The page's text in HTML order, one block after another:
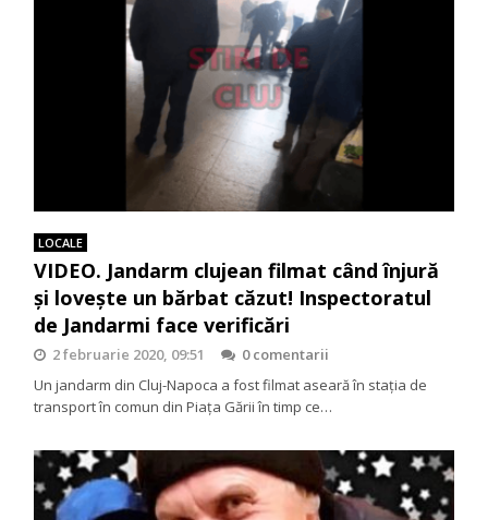
LOCALE
VIDEO. Jandarm clujean filmat când înjură
și lovește un bărbat căzut! Inspectoratul
de Jandarmi face verificări
2 februarie 2020, 09:51
0 comentarii
Un jandarm din Cluj-Napoca a fost filmat aseară în stația de
transport în comun din Piața Gării în timp ce…